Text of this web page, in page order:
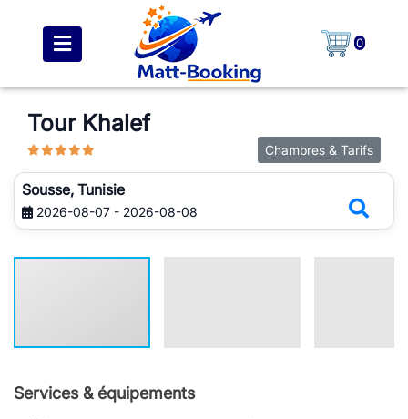
0
Tour Khalef
Chambres & Tarifs
Sousse, Tunisie
2026-08-07 - 2026-08-08
Services & équipements